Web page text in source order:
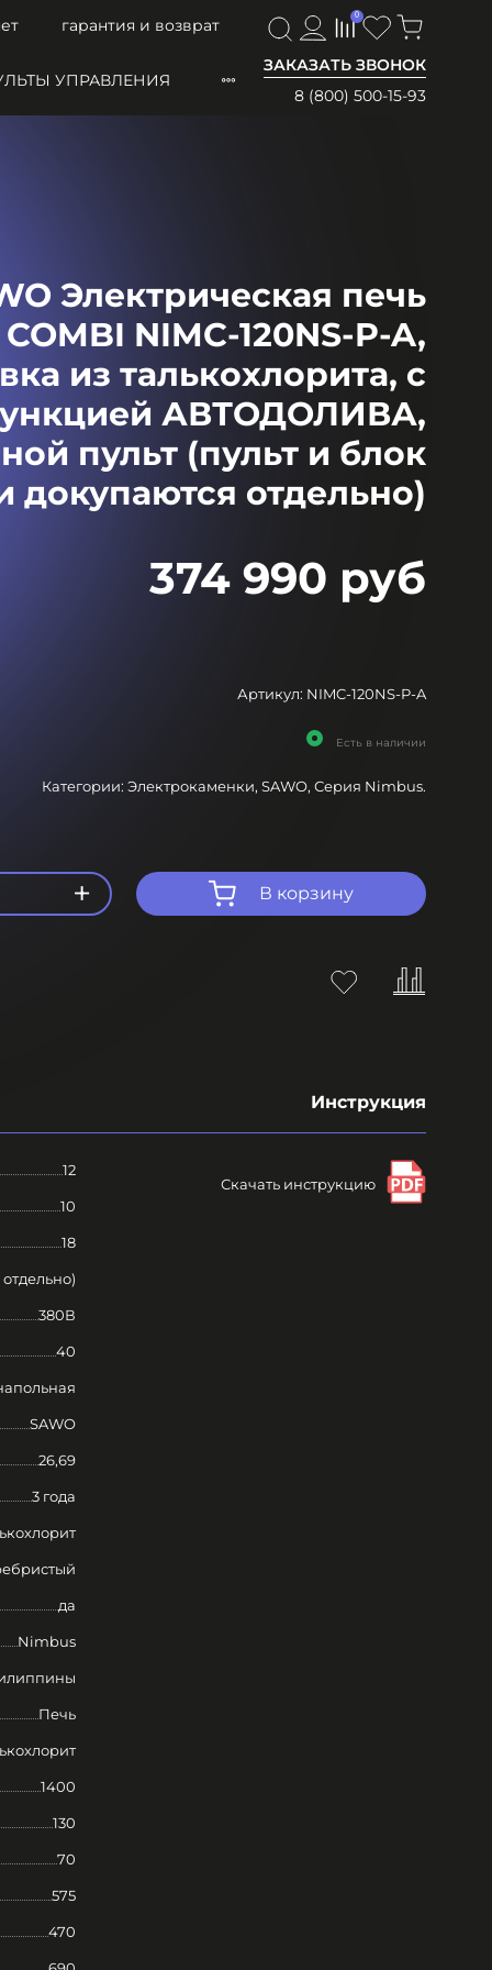
гарантия и возврат
ЗАКАЗАТЬ ЗВОНОК
8 (800) 500-15-93
0
УПРАВЛЕНИЯ
Электрическая печь
NIMC-120NS-P-A,
из талькохлорита, с
АВТОДОЛИВА,
пульт (пульт и блок
докупаются отдельно)
374 990 руб
Артикул: NIMC-120NS-P-A
Есть в наличии
Категории: Электрокаменки, SAWO, Серия Nimbus.
В корзину
+
Инструкция
12
10
18
380В
40
SAWO
26,69
3 года
да
Nimbus
Печь
1400
130
70
575
470
Скачать инструкцию